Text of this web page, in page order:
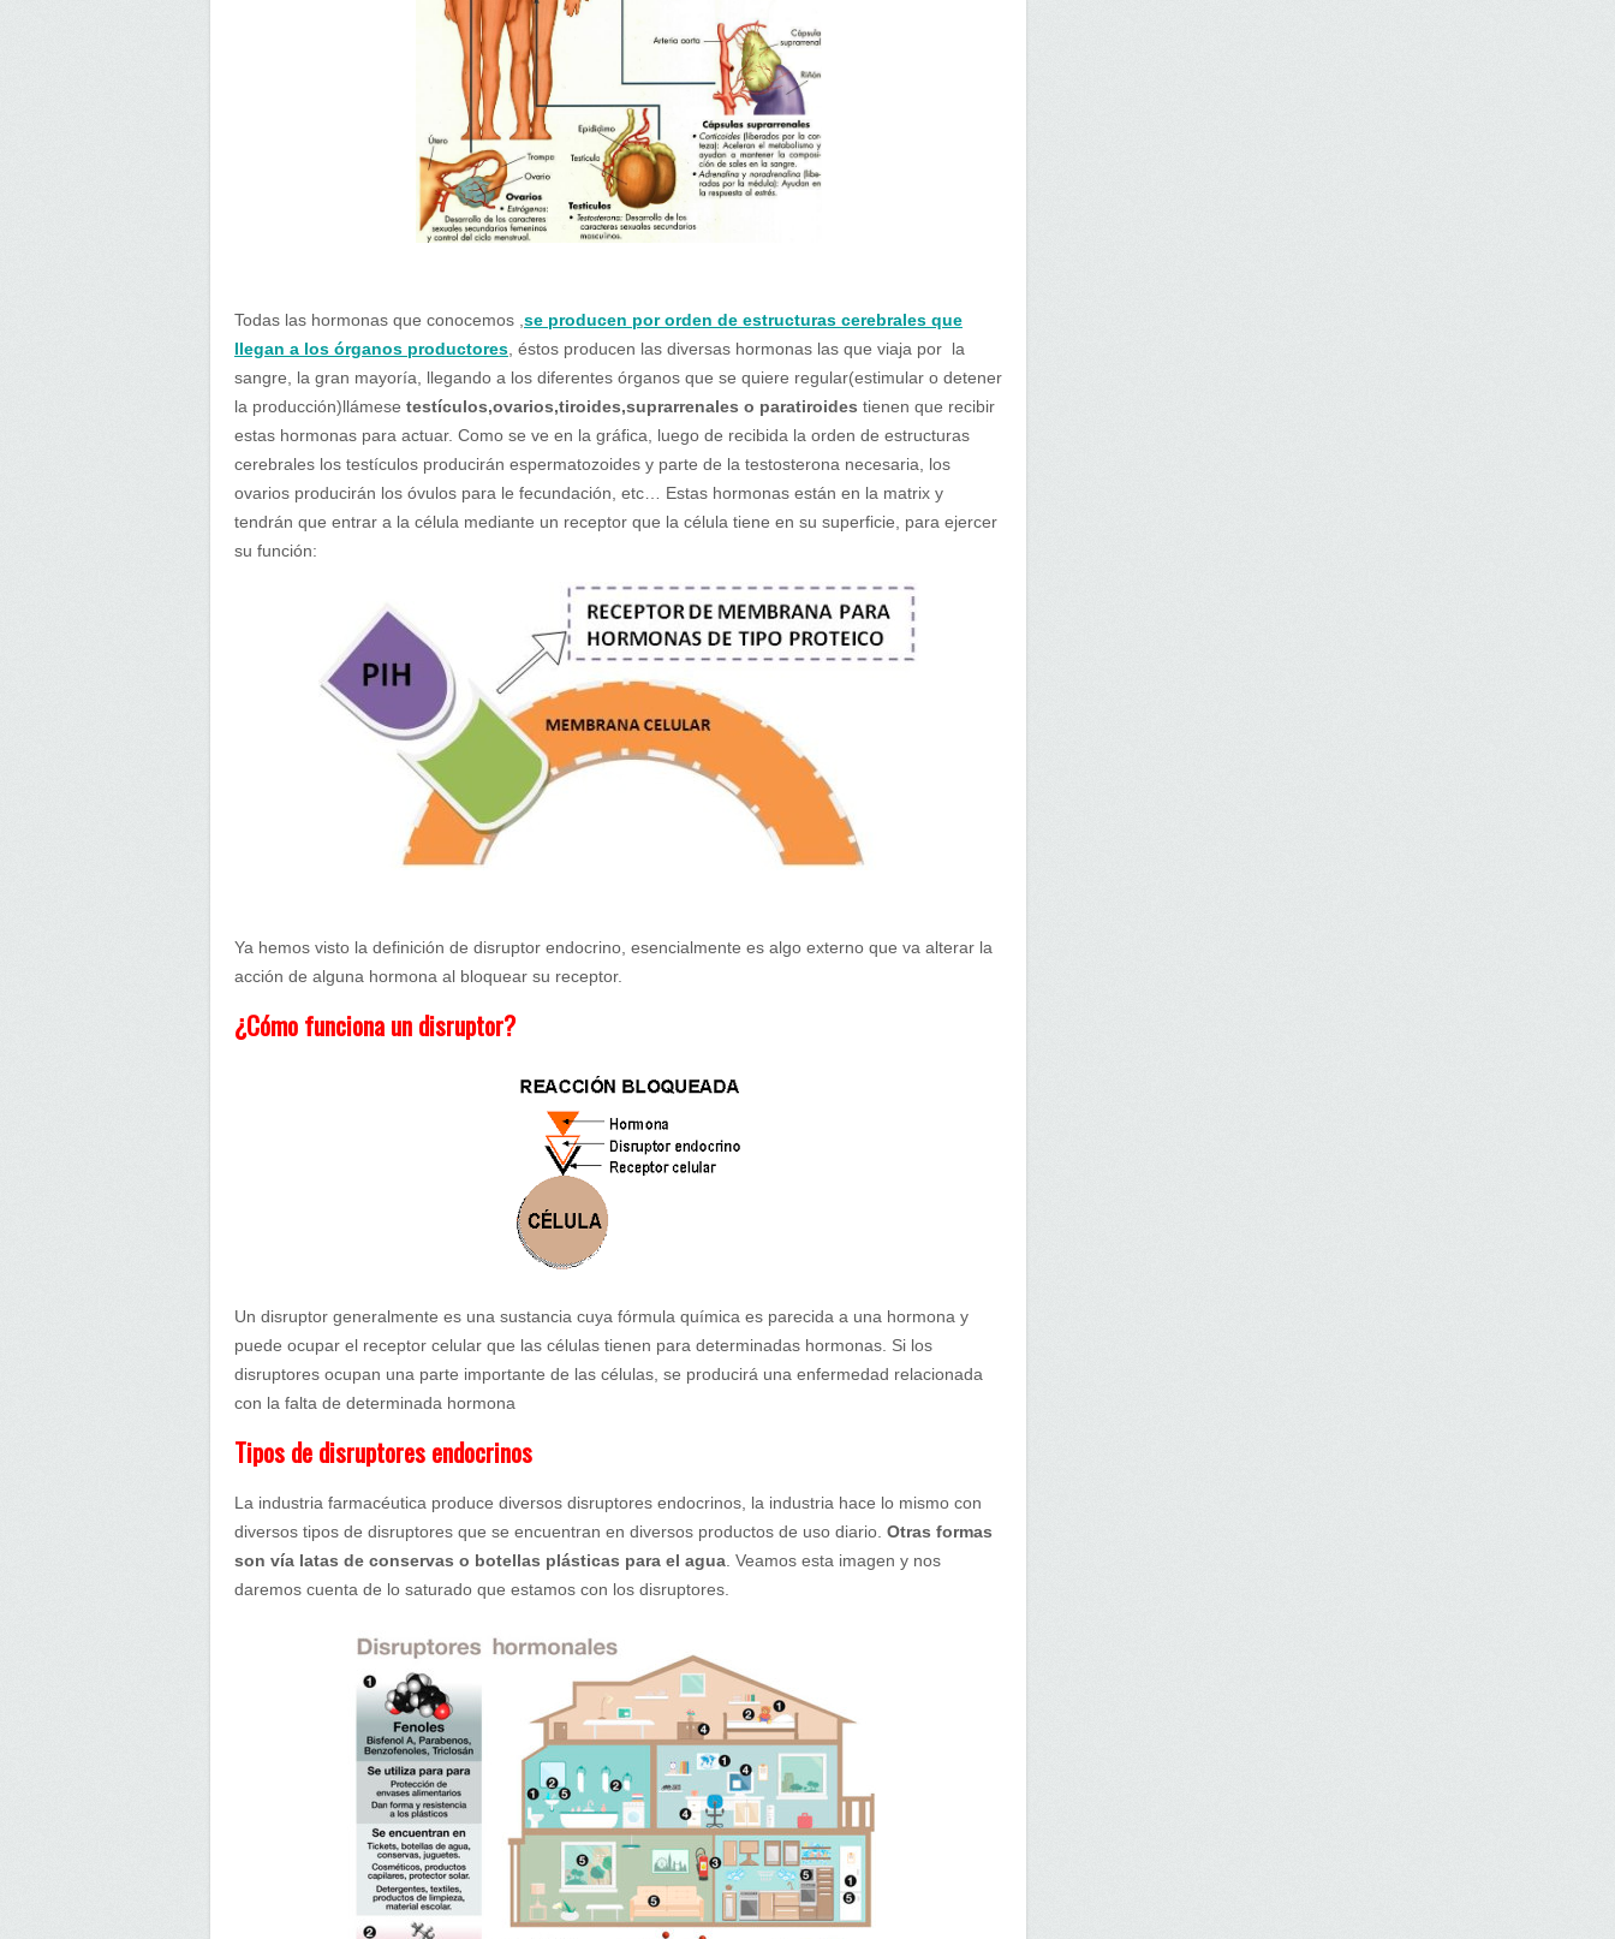
Todas las hormonas que conocemos , se producen por orden de estructuras cerebrales que
llegan a los órganos productores , éstos producen las diversas hormonas las que viaja por la
sangre, la gran mayoría, llegando a los diferentes órganos que se quiere regular(estimular o detener
la producción)llámese testículos,ovarios,tiroides,suprarrenales o paratiroides tienen que recibir
estas hormonas para actuar. Como se ve en la gráfica, luego de recibida la orden de estructuras
cerebrales los testículos producirán espermatozoides y parte de la testosterona necesaria, los
ovarios producirán los óvulos para le fecundación, etc… Estas hormonas están en la matrix y
tendrán que entrar a la célula mediante un receptor que la célula tiene en su superficie, para ejercer
su función:
Ya hemos visto la definición de disruptor endocrino, esencialmente es algo externo que va alterar la
acción de alguna hormona al bloquear su receptor.
¿Cómo funciona un disruptor?
Un disruptor generalmente es una sustancia cuya fórmula química es parecida a una hormona y
puede ocupar el receptor celular que las células tienen para determinadas hormonas. Si los
disruptores ocupan una parte importante de las células, se producirá una enfermedad relacionada
con la falta de determinada hormona
Tipos de disruptores endocrinos
La industria farmacéutica produce diversos disruptores endocrinos, la industria hace lo mismo con
diversos tipos de disruptores que se encuentran en diversos productos de uso diario. Otras formas
son vía latas de conservas o botellas plásticas para el agua . Veamos esta imagen y nos
daremos cuenta de lo saturado que estamos con los disruptores.